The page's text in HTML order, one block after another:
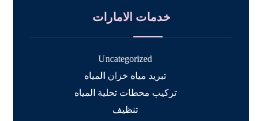
خدمات الامارات
Uncategorized
تبريد مياه خزان المياه
تركيب محطات تحلية المياه
تنظيف